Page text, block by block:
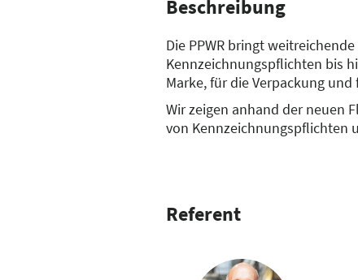
Beschreibung
Die PPWR bringt
Kennzeichnungspflichten bis
Marke, für die Verpackung
Wir zeigen anhand der neuen
von Kennzeichnungspflichten
Referent